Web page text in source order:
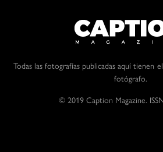
Todas las fotografías publicadas aquí tienen
fotógrafo.
© 2019 Caption Magazine.